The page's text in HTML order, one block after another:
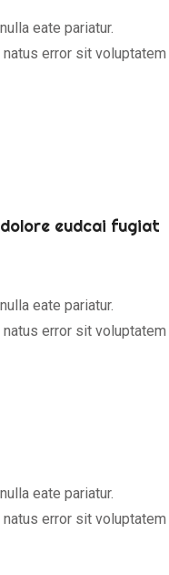
eate pariatur.
error sit voluptatem
eudcai fugiat
eate pariatur.
error sit voluptatem
eate pariatur.
error sit voluptatem